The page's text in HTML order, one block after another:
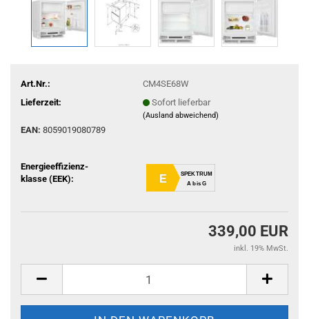
Art.Nr.:
CM4SE68W
Lieferzeit:
Sofort lieferbar
(Ausland abweichend)
EAN: 8059019080789
Energieeffizienz-
klasse (EEK):
E
SPEKTRUM
A bis G
339,00 EUR
inkl. 19% MwSt.